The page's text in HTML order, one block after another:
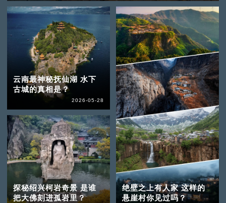
云南最神秘抚仙湖 水下
古城的真相是？
2026-05-28
探秘绍兴柯岩奇景 是谁
把大佛刻进孤岩里？
绝壁之上有人家 这样的
悬崖村你见过吗？